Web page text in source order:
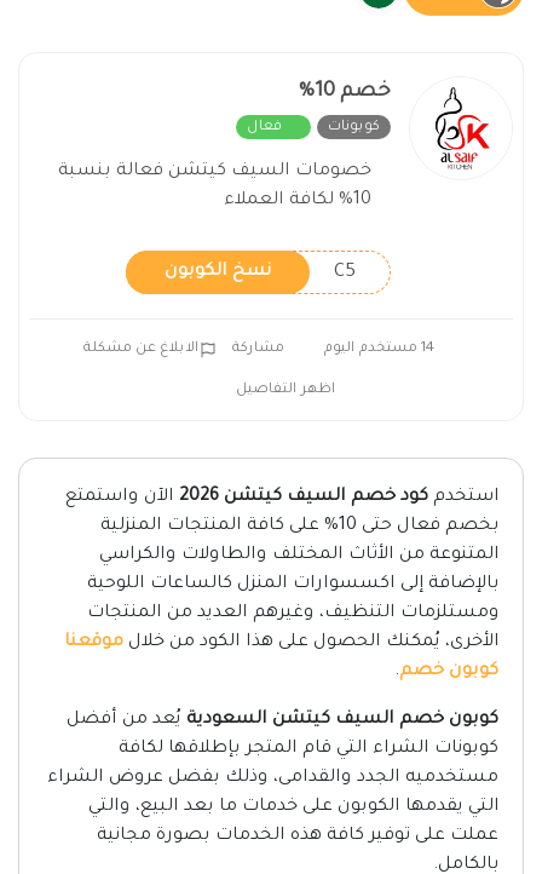
خصم 10%
كوبونات فعال
خصومات السيف كيتشن فعالة بنسبة
10% لكافة العملاء
C5 نسخ الكوبون
14 مستخدم اليوم مشاركة الابلاغ عن مشكلة
اظهر التفاصيل
استخدم كود خصم السيف كيتشن 2026
الآن واستمتع
بخصم فعال حتى 10% على كافة المنتجات المنزلية
المتنوعة من الأثاث المختلف والطاولات والكراسي
بالإضافة إلى اكسسوارات المنزل كالساعات اللوحية
ومستلزمات التنظيف، وغيرهم العديد من المنتجات
الأخرى، يُمكنك الحصول على هذا الكود من خلال موقعنا
كوبون خصم.
كوبون خصم السيف كيتشن السعودية يُعد من أفضل
كوبونات الشراء التي قام المتجر بإطلاقها لكافة
مستخدميه الجدد والقدامى، وذلك بفضل عروض الشراء
التي يقدمها الكوبون على خدمات ما بعد البيع، والتي
عملت على توفير كافة هذه الخدمات بصورة مجانية
بالكامل.